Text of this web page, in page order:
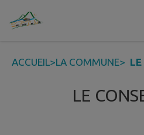
Contenu
ACCUEIL>LA COMMUNE>
LE